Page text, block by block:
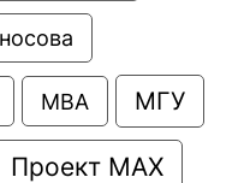
МВА МГУ
Проект МАХ